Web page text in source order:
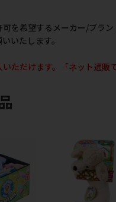
を希望するメーカー/ブラン
いたします。
だけます。「ネット通販